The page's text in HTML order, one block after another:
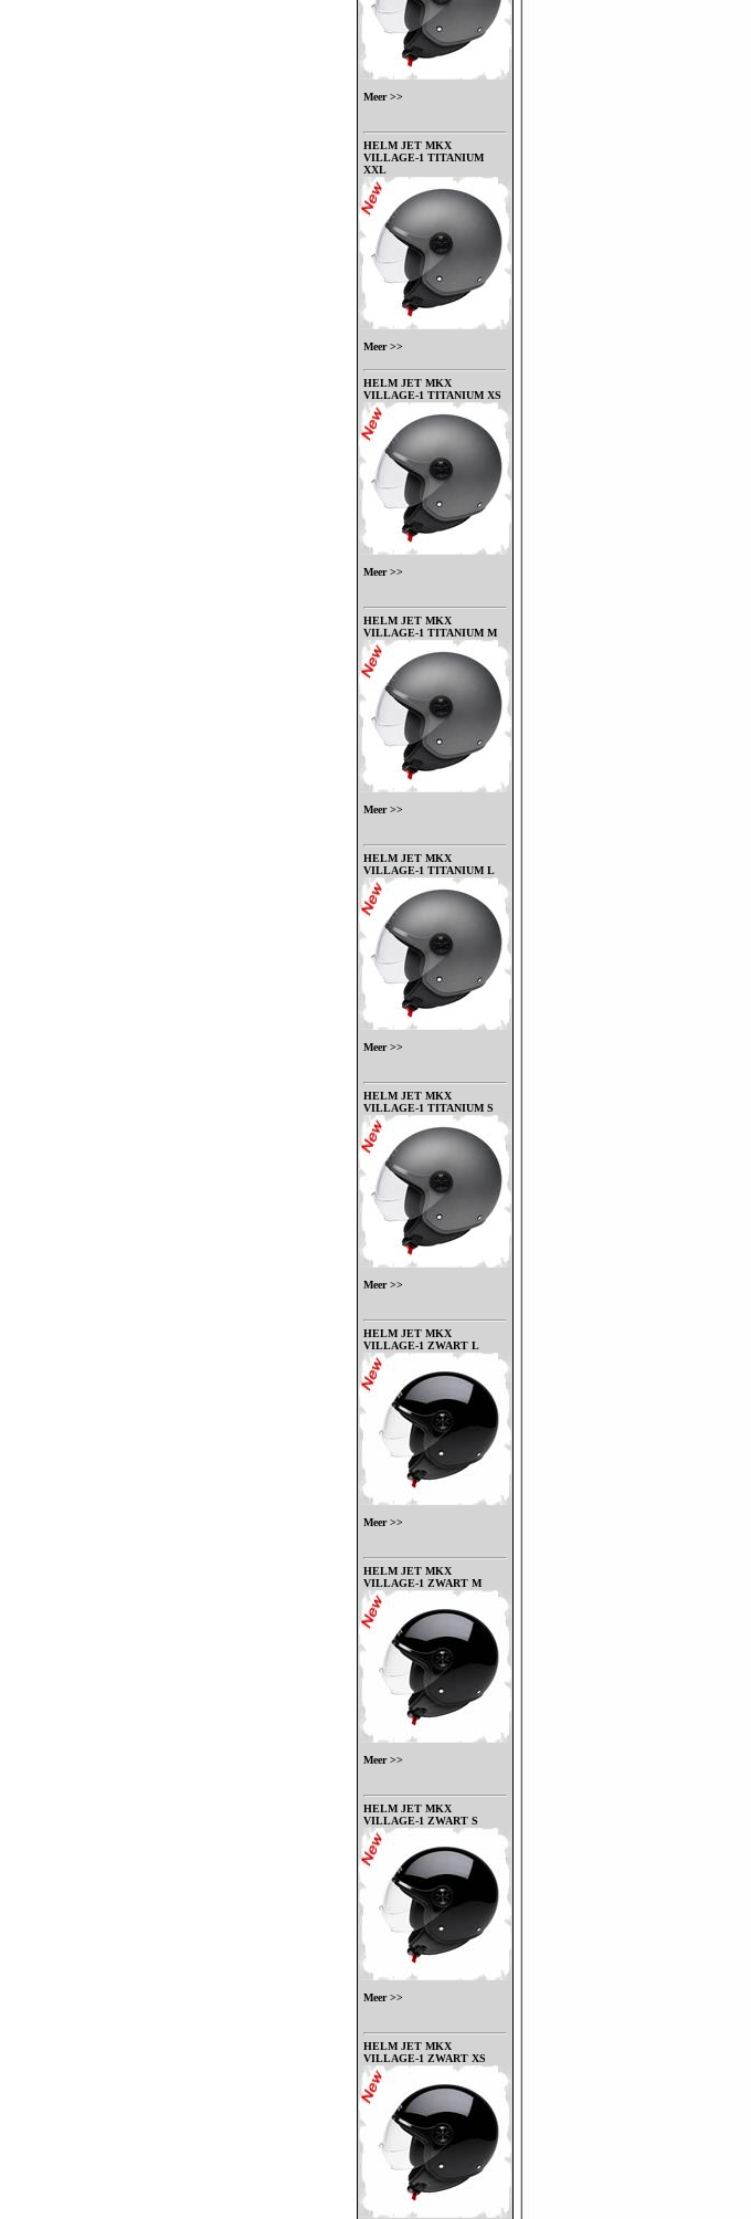
Meer >>
HELM JET MKX
VILLAGE-1 TITANIUM
XXL
Meer >>
HELM JET MKX
VILLAGE-1 TITANIUM XS
Meer >>
HELM JET MKX
VILLAGE-1 TITANIUM M
Meer >>
HELM JET MKX
VILLAGE-1 TITANIUM L
Meer >>
HELM JET MKX
VILLAGE-1 TITANIUM S
Meer >>
HELM JET MKX
VILLAGE-1 ZWART L
Meer >>
HELM JET MKX
VILLAGE-1 ZWART M
Meer >>
HELM JET MKX
VILLAGE-1 ZWART S
Meer >>
HELM JET MKX
VILLAGE-1 ZWART XS